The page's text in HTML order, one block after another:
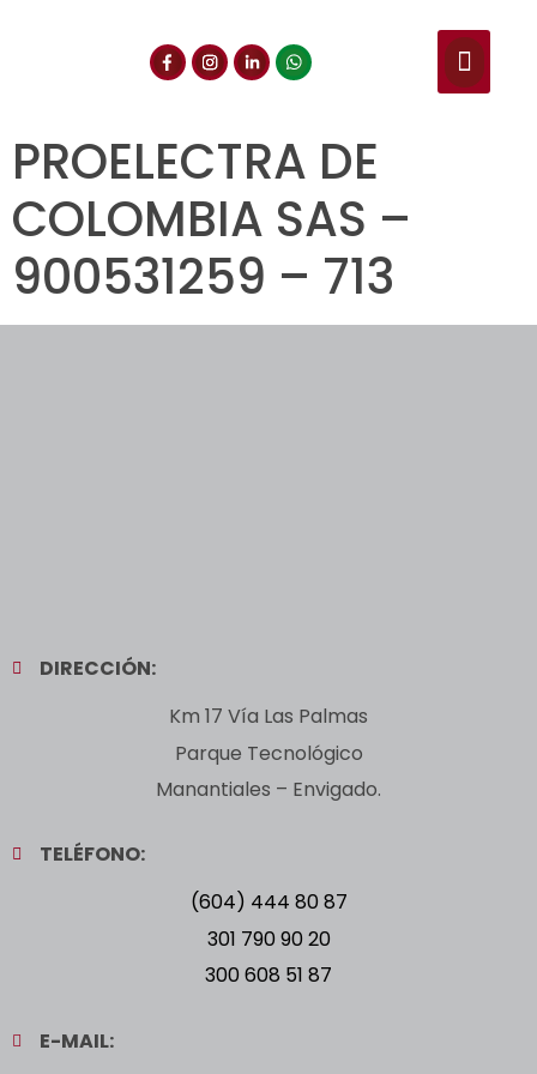
PROELECTRA DE
COLOMBIA SAS –
900531259 – 713
DIRECCIÓN:
Km 17 Vía Las Palmas
Parque Tecnológico
Manantiales – Envigado.
TELÉFONO:
(604) 444 80 87
301 790 90 20
300 608 51 87
E-MAIL: